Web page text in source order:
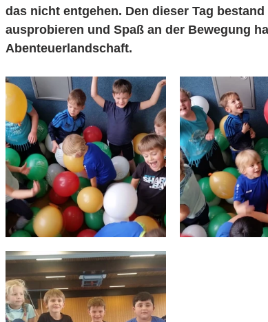
das nicht entgehen. Den dieser Tag
ausprobieren und Spaß an der Bewegung
Abenteuerlandschaft.